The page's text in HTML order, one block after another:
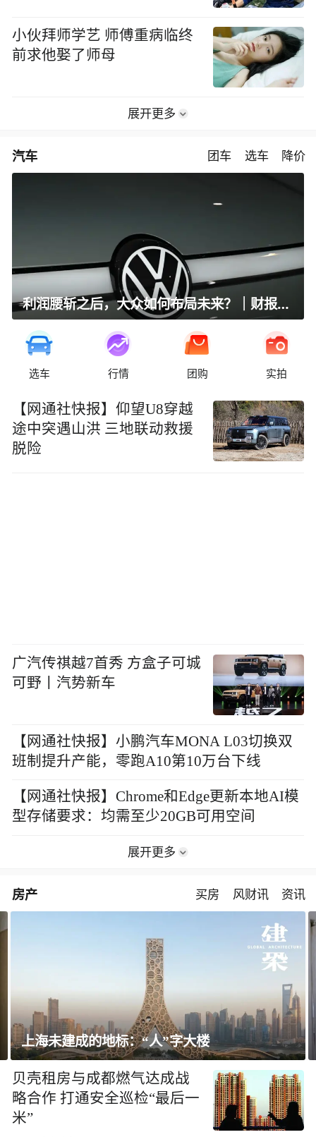
小伙拜师学艺 师傅重病临终
前求他娶了师母
展开更多
汽车 团车 选车 降价
利润腰斩之后，大众如何布局未来？｜财报全视角
选车 行情 团购 实拍
【网通社快报】仰望U8穿越
途中突遇山洪 三地联动救援
脱险
广汽传祺越7首秀 方盒子可城
可野丨汽势新车
【网通社快报】小鹏汽车MONA L03切换双
班制提升产能，零跑A10第10万台下线
【网通社快报】Chrome和Edge更新本地AI模
型存储要求：均需至少20GB可用空间
展开更多
房产 买房 风财讯 资讯
飘窗竟然能变身全屋C位 都后悔没早知道！
贝壳租房与成都燃气达成战
略合作 打通安全巡检“最后一
米”